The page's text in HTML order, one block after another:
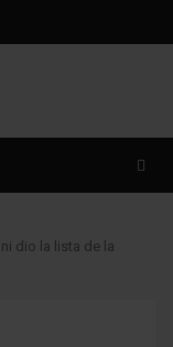
dio la lista de la